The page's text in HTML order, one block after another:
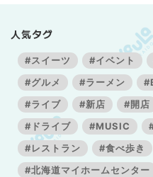
人気タグ
#スイーツ #イベント
#グルメ
#ラーメン
#ライブ
#新店 #開店
#ドライブ
#MUSIC
#レストラン
#食べ歩き
#北海道マイホームセンター